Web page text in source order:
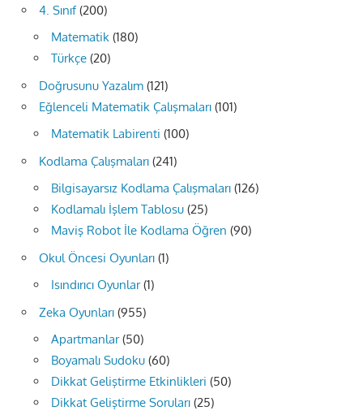
4. Sınıf(200)
Matematik (180)
Türkçe (20)
Doğrusunu Yazalım (121)
Eğlenceli Matematik Çalışmaları (101)
Matematik Labirenti (100)
Kodlama Çalışmaları (241)
Bilgisayarsız Kodlama Çalışmaları (126)
Kodlamalı İşlem Tablosu (25)
Maviş Robot İle Kodlama Öğren (90)
Okul Öncesi Oyunları (1)
Isındırıcı Oyunlar(1)
Zeka Oyunları (955)
Apartmanlar(50)
Boyamalı Sudoku (60)
Dikkat Geliştirme Etkinlikleri (50)
Dikkat Geliştirme Soruları (25)